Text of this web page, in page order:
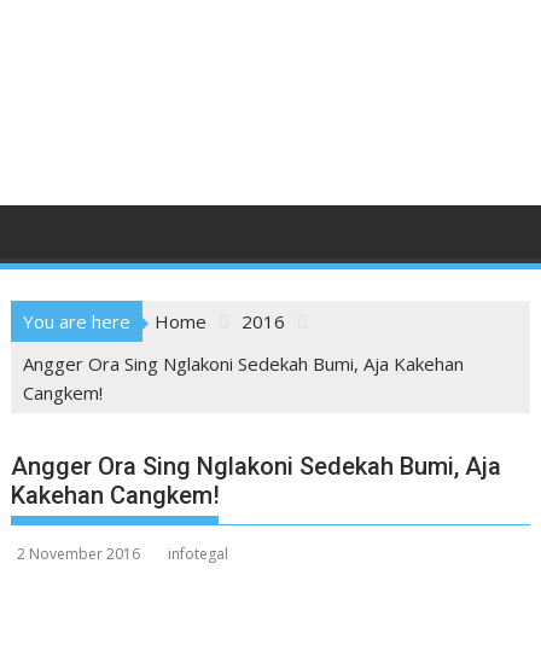
You are here Home
2016
Angger Ora Sing Nglakoni Sedekah Bumi, Aja Kakehan
Cangkem!
Angger Ora Sing Nglakoni Sedekah Bumi, Aja
Kakehan Cangkem!
2 November 2016 infotegal